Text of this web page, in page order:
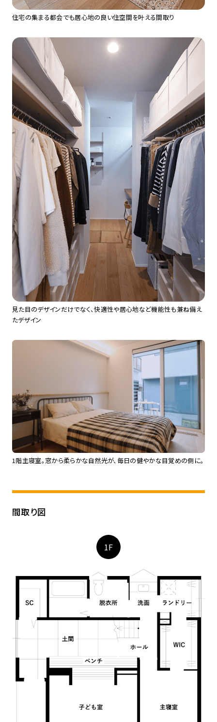
住宅の集まる都会でも居心地の良い住空間を叶える間取り​
見た目のデザインだけでなく、快適性や居心地など機能性も兼ね備え
たデザイン​
1階主寝室。窓から柔らかな自然光が、毎日の健やかな目覚めの側に。​
間取り図
1F